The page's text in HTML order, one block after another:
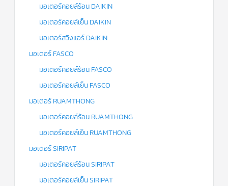
มอเตอร์คอยล์ร้อน DAIKIN
มอเตอร์คอยล์เย็น DAIKIN
มอเตอร์สวิงแอร์ DAIKIN
มอเตอร์ FASCO
มอเตอร์คอยล์ร้อน FASCO
มอเตอร์คอยล์เย็น FASCO
มอเตอร์ RUAMTHONG
มอเตอร์คอยล์ร้อน RUAMTHONG
มอเตอร์คอยล์เย็น RUAMTHONG
มอเตอร์ SIRIPAT
มอเตอร์คอยล์ร้อน SIRIPAT
มอเตอร์คอยล์เย็น SIRIPAT